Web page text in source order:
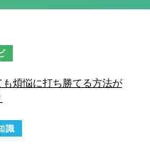
煩悩に打ち勝てる方法が
識